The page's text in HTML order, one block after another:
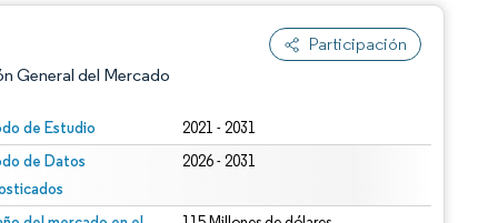
Participación
General del Mercado
de Estudio 2021 - 2031
de Datos
2026 - 2031